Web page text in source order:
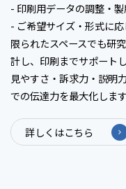
- 印刷用データの調整・
- ご希望サイズ・形式に応
限られたスペースでも研
計し、印刷までサポートし
見やすさ・訴求力・説明
での伝達力を最大化します
詳しくはこちら